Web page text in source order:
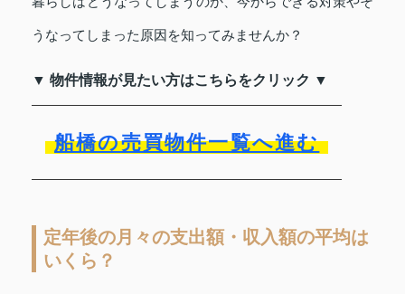
うなってしまった原因を知ってみませんか？
▼ 物件情報が見たい方はこちらをクリック ▼
船橋の売買物件一覧へ進む
定年後の月々の支出額・収入額の平均は
いくら？